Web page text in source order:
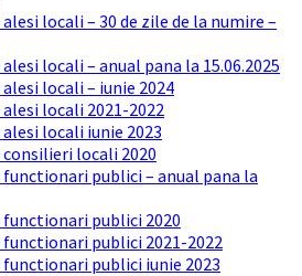
locali – 30 de zile de la numire –
locali – anual pana la 15.06.2025
locali – iunie 2024
locali 2021-2022
locali iunie 2023
locali 2020
functionari publici – anual pana la
functionari publici 2020
functionari publici 2021-2022
functionari publici iunie 2023